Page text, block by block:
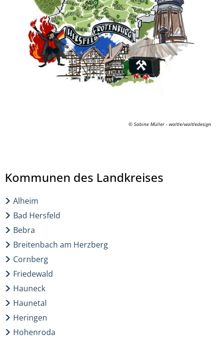
© Sabine Müller - waltle/waltledesign
Kommunen des Landkreises
Alheim
Bad Hersfeld
Bebra
Breitenbach am Herzberg
Cornberg
Friedewald
Hauneck
Haunetal
Heringen
Hohenroda